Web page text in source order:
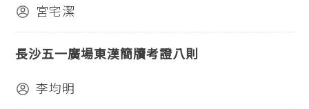
宮宅潔
長沙五一廣場東漢簡牘考證八則
李均明